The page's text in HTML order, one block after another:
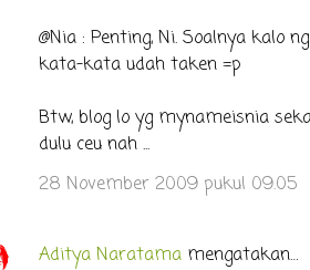
@Nia : Penting, Ni. Soalnya kalo
kata-kata udah taken =p
Btw, blog lo yg mynameisnia
dulu ceu nah ...
28 November 2009 pukul 09.05
Aditya Naratamamengatakan…